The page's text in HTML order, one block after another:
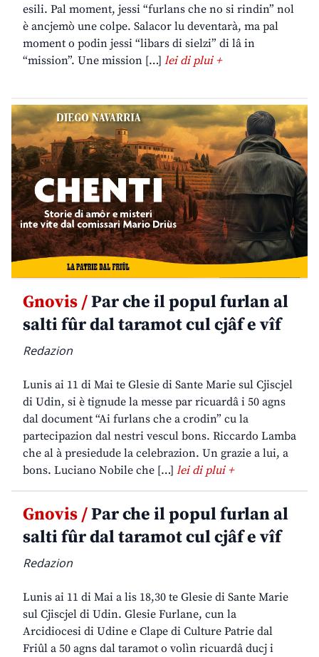
esili. Pal moment, jessi “furlans che no si rindin” nol
è ancjemò une colpe. Salacor lu deventarà, ma pal
moment o podin jessi “libars di sielzi” di lâ in
“mission”. Une mission […] lei di plui +
Gnovis /Par che il popul furlan al
salti fûr dal taramot cul cjâf e vîf
Redazion
Lunis ai 11 di Mai te Glesie di Sante Marie sul Cjiscjel
di Udin, si è tignude la messe par ricuardâ i 50 agns
dal document “Ai furlans che a crodin” cu la
partecipazion dal nestri vescul bons. Riccardo Lamba
che al à presiedude la celebrazion. Un grazie a lui, a
bons. Luciano Nobile che […] lei di plui +
Gnovis /Par che il popul furlan al
salti fûr dal taramot cul cjâf e vîf
Redazion
Lunis ai 11 di Mai a lis 18,30 te Glesie di Sante Marie
sul Cjiscjel di Udin. Glesie Furlane, cun la
Arcidiocesi di Udine e Clape di Culture Patrie dal
Friûl a 50 agns dal taramot o volìn ricuardâ ducj i